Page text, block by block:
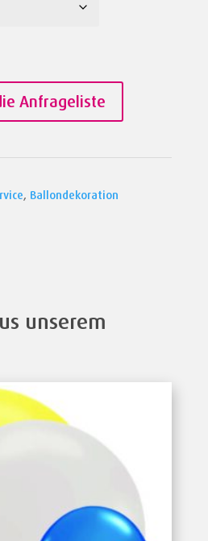
Anfrageliste
, Ballondekoration
unserem